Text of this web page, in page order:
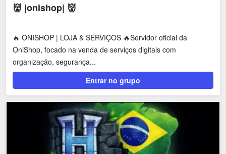
👹 |onishop| 👹
🔥 ONISHOP | LOJA & SERVIÇOS 🔥Servidor oficial da
OniShop, focado na venda de serviços digitais com
organização, segurança...
Entrar no grupo